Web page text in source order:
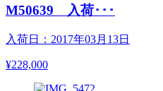
M50639 入荷･･･
入荷日：2017年03月13日
¥228,000